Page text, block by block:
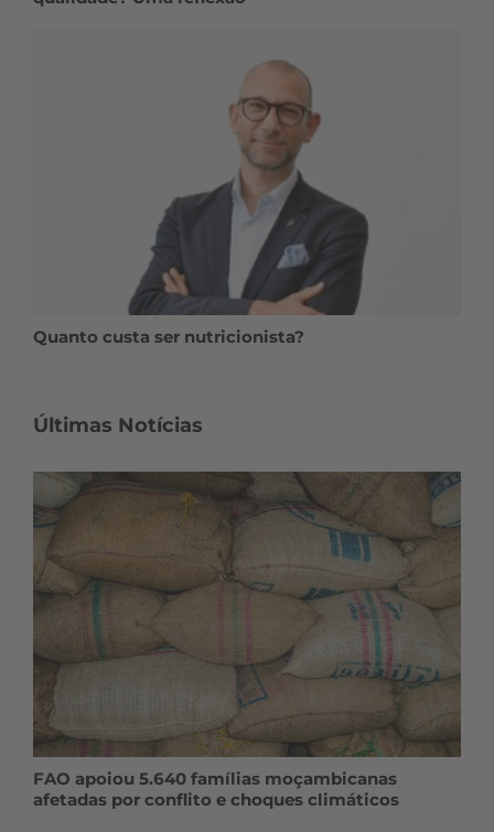
Quanto custa ser nutricionista?
Últimas Notícias
FAO apoiou 5.640 famílias moçambicanas
afetadas por conflito e choques climáticos